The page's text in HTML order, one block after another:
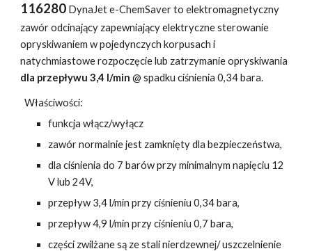
116280 DynaJet e-ChemSaver to elektromagnetyczny
zawór odcinający zapewniający elektryczne sterowanie
opryskiwaniem w pojedynczych korpusach i
natychmiastowe rozpoczęcie lub zatrzymanie opryskiwania
dla przepływu3,4 l/min @ spadku ciśnienia 0,34 bara.
Właściwości:
funkcja włącz/wyłącz
zawór normalnie jest zamknięty dla bezpieczeństwa,
dla ciśnienia do 7 barów przy minimalnym napięciu 12
V lub 24V,
przepływ 3,4l/min przy ciśnieniu 0,34 bara,
przepływ4,9 l/min przy ciśnieniu 0,7 bara,
części zwilżane są ze stali nierdzewnej/ uszczelnienie